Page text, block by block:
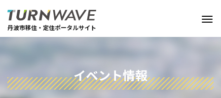
丹波市移住・定住ポータルサイト
イベント情報